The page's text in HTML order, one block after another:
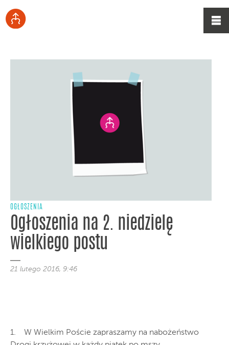
OGŁOSZENIA
Ogłoszenia na 2. niedzielę
wielkiego postu
21 lutego 2016, 9:46
1. W Wielkim Poście zapraszamy na nabożeństwo